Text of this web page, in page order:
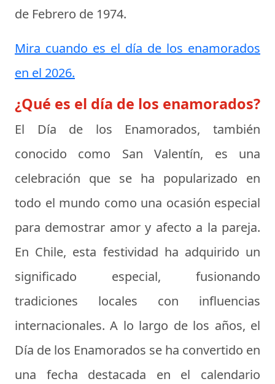
de Febrero de 1974.
Mira cuando es el día de los enamorados
en el 2026.
¿Qué es el día de los enamorados?
El Día de los Enamorados, también
conocido como San Valentín, es una
celebración que se ha popularizado en
todo el mundo como una ocasión especial
para demostrar amor y afecto a la pareja.
En Chile, esta festividad ha adquirido un
significado especial, fusionando
tradiciones locales con influencias
internacionales. A lo largo de los años, el
Día de los Enamorados se ha convertido en
una fecha destacada en el calendario